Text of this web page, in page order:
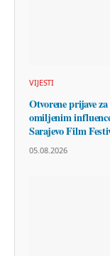
VIJESTI
Otvorene prijave
omiljenim
Sarajevo Film
05.08.2026